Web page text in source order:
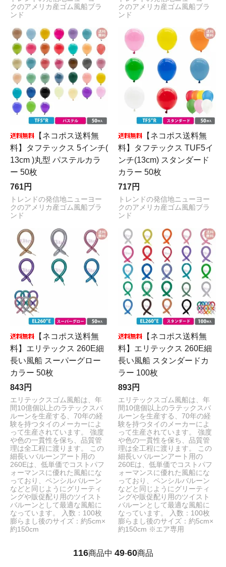
クのアメリカ産ゴム風船ブラ
ンド
クのアメリカ産ゴム風船ブラ
ンド
【ネコポス送料無
料】タフテックス 5インチ(
13cm )丸型 パステルカラ
ー 50枚
761円
トレンドの発信地ニューヨー
クのアメリカ産ゴム風船ブラ
ンド
【ネコポス送料無
料】タフテックス TUF5イ
ンチ(13cm) スタンダード
カラー 50枚
717円
トレンドの発信地ニューヨー
クのアメリカ産ゴム風船ブラ
ンド
【ネコポス送料無
料】エリテックス 260E細
長い風船 スーパーグロー
カラー 50枚
843円
エリテックスゴム風船は、年
間10億個以上のラテックスバ
ルーンを生産する、70年の経
験を持つタイのメーカーによ
って生産されています。 強度
や色の一貫性を保ち、品質管
理は全工程に渡ります。 この
細長いバルーンアート用の
260Eは、低単価でコストパフ
ォーマンスに優れた風船にな
っており、ペンシルバルーン
などと同じようにグリーティ
ングや販促配り用のツイスト
バルーンとして最適な風船に
なっています。 入数：100枚
膨らまし後のサイズ：約5cm×
約150cm
【ネコポス送料無
料】エリテックス 260E細
長い風船 スタンダードカ
ラー 100枚
893円
エリテックスゴム風船は、年
間10億個以上のラテックスバ
ルーンを生産する、70年の経
験を持つタイのメーカーによ
って生産されています。 強度
や色の一貫性を保ち、品質管
理は全工程に渡ります。 この
細長いバルーンアート用の
260Eは、低単価でコストパフ
ォーマンスに優れた風船にな
っており、ペンシルバルーン
などと同じようにグリーティ
ングや販促配り用のツイスト
バルーンとして最適な風船に
なっています。 入数：100枚
膨らまし後のサイズ：約5cm×
約150cm ※エア専用
116商品中 49-60商品